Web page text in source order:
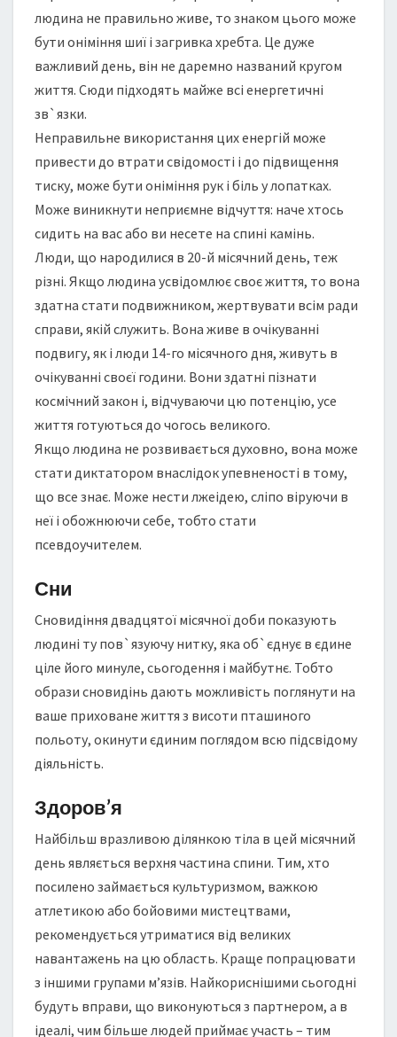
людина не правильно живе, то знаком цього може
бути оніміння шиї і загривка хребта. Це дуже
важливий день, він не даремно названий кругом
життя. Сюди підходять майже всі енергетичні
зв`язки.
Неправильне використання цих енергій може
привести до втрати свідомості і до підвищення
тиску, може бути оніміння рук і біль у лопатках.
Може виникнути неприємне відчуття: наче хтось
сидить на вас або ви несете на спині камінь.
Люди, що народилися в 20-й місячний день, теж
різні. Якщо людина усвідомлює своє життя, то вона
здатна стати подвижником, жертвувати всім ради
справи, якій служить. Вона живе в очікуванні
подвигу, як і люди 14-го місячного дня, живуть в
очікуванні своєї години. Вони здатні пізнати
космічний закон і, відчуваючи цю потенцію, усе
життя готуються до чогось великого.
Якщо людина не розвивається духовно, вона може
стати диктатором внаслідок упевненості в тому,
що все знає. Може нести лжеідею, сліпо віруючи в
неї і обожнюючи себе, тобто стати
псевдоучителем.
Сни
Сновидіння двадцятої місячної доби показують
людині ту пов`язуючу нитку, яка об`єднує в єдине
ціле його минуле, сьогодення і майбутнє. Тобто
образи сновидінь дають можливість поглянути на
ваше приховане життя з висоти пташиного
польоту, окинути єдиним поглядом всю підсвідому
діяльність.
Здоров’я
Найбільш вразливою ділянкою тіла в цей місячний
день являється верхня частина спини. Тим, хто
посилено займається культуризмом, важкою
атлетикою або бойовими мистецтвами,
рекомендується утриматися від великих
навантажень на цю область. Краще попрацювати
з іншими групами м’язів. Найкориснішими сьогодні
будуть вправи, що виконуються з партнером, а в
ідеалі, чим більше людей приймає участь – тим